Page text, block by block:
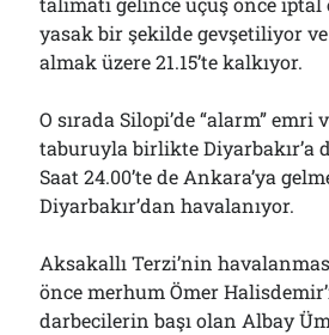
yasak bir şekilde gevşetiliyor ve
almak üzere 21.15’te kalkıyor.
O sırada Silopi’de “alarm” emri
taburuyla birlikte Diyarbakır’a
Saat 24.00’te de Ankara’ya
Diyarbakır’dan havalanıyor.
Aksakallı Terzi’nin
önce merhum Ömer
darbecilerin başı olan Albay